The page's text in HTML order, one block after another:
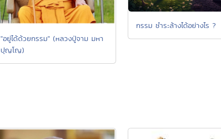
"อยู่ได้ด้วยกรรม" (หลวงปู่จาม มหา
ปุญโญ)
กรรม ชำระล้างได้อย่างไร ?